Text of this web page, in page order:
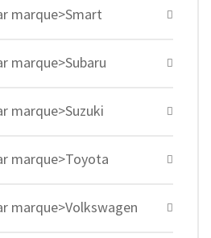
marque>Smart
marque>Subaru
marque>Suzuki
marque>Toyota
marque>Volkswagen